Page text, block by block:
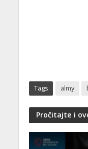
Tags almy
Pročitajte i